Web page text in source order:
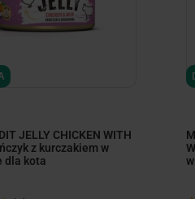
JELLY CHICKEN WITH
z kurczakiem w
dla kota